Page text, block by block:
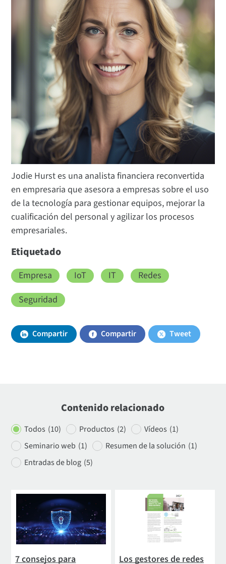
Jodie Hurst es una analista financiera reconvertida
en empresaria que asesora a empresas sobre el uso
de la tecnología para gestionar equipos, mejorar la
cualificación del personal y agilizar los procesos
empresariales.
Etiquetado
Empresa IoT IT
Redes
Seguridad
Compartir Compartir Tweet
Contenido relacionado
Todos (10) Productos (2) Vídeos (1)
Seminario web (1) Resumen de la solución (1)
Entradas de blog (5)
7 consejos para Los gestores de redes